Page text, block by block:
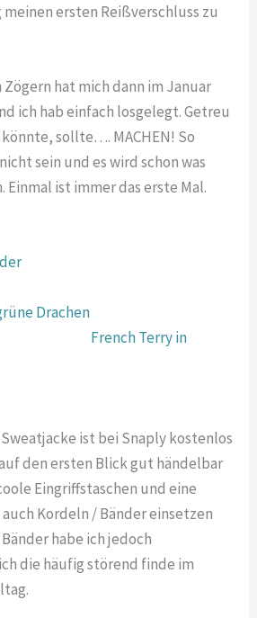
ersten Reißverschluss zu
hat mich dann im Januar
ich hab einfach losgelegt. Getreu
sollte…. MACHEN! So
sein und es wird schon was
Einmal ist immer das erste Mal.
Drachen
French Terry in
ist bei Snaply kostenlos
den ersten Blick gut händelbar
Eingriffstaschen und eine
Kordeln / Bänder einsetzen
habe ich jedoch
die häufig störend finde im